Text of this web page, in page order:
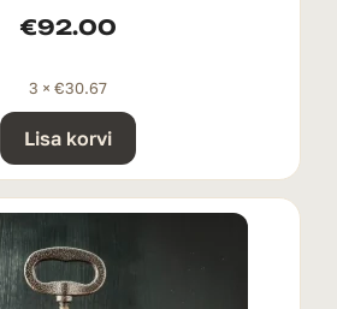
€92.00
3 × €30.67
Lisa korvi